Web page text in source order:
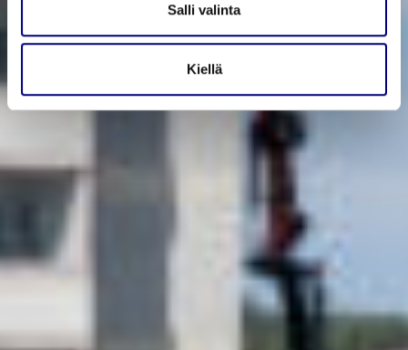
Salli valinta
Kiellä